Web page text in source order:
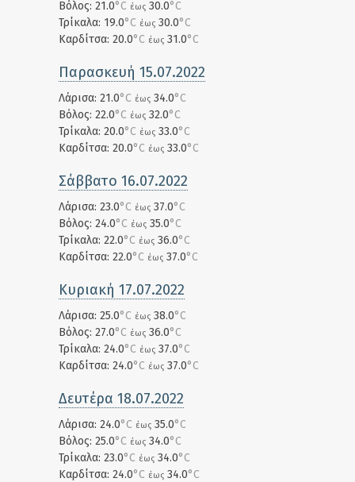
Βόλος: 21.0°C έως 30.0°C
Τρίκαλα: 19.0°C έως 30.0°C
Καρδίτσα: 20.0°C έως 31.0°C
Παρασκευή 15.07.2022
Λάρισα: 21.0°C έως 34.0°C
Βόλος: 22.0°C έως 32.0°C
Τρίκαλα: 20.0°C έως 33.0°C
Καρδίτσα: 20.0°C έως 33.0°C
Σάββατο 16.07.2022
Λάρισα: 23.0°C έως 37.0°C
Βόλος: 24.0°C έως 35.0°C
Τρίκαλα: 22.0°C έως 36.0°C
Καρδίτσα: 22.0°C έως 37.0°C
Κυριακή 17.07.2022
Λάρισα: 25.0°C έως 38.0°C
Βόλος: 27.0°C έως 36.0°C
Τρίκαλα: 24.0°C έως 37.0°C
Καρδίτσα: 24.0°C έως 37.0°C
Δευτέρα 18.07.2022
Λάρισα: 24.0°C έως 35.0°C
Βόλος: 25.0°C έως 34.0°C
Τρίκαλα: 23.0°C έως 34.0°C
Καρδίτσα: 24.0°C έως 34.0°C